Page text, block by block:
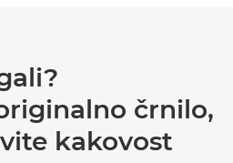
črnilo,
kakovost